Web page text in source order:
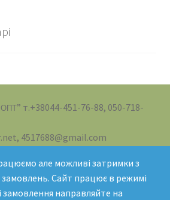
але можливі затримки з
Сайт працює в режимі
направляйте на
” т.+38044-451-76-88, 050-718-
4517688@gmail.com